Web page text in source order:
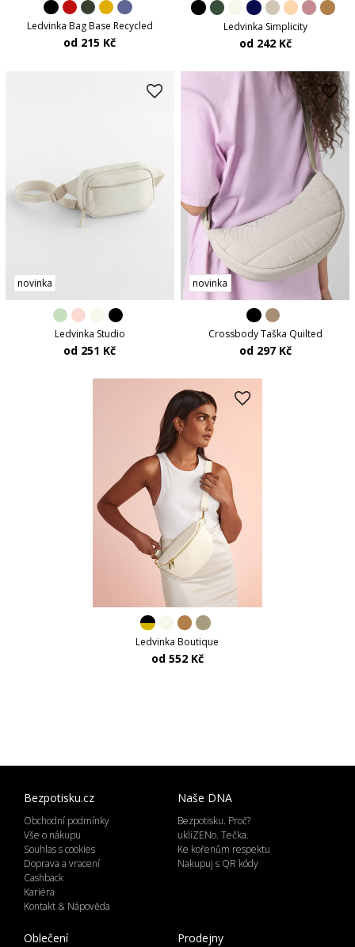
Ledvinka Bag Base Recycled
od 215 Kč
Ledvinka Simplicity
od 242 Kč
novinka
Ledvinka Studio
od 251 Kč
novinka
Crossbody Taška Quilted
od 297 Kč
Ledvinka Boutique
od 552 Kč
Bezpotisku.cz
Obchodní podmínky
Vše o nákupu
Souhlas s cookies
Doprava a vracení
Cashback
Kariéra
Kontakt & Nápověda
Naše DNA
Bezpotisku. Proč?
ukliZENo. Tečka.
Ke kořenům respektu
Nakupuj s QR kódy
Oblečení Prodejny